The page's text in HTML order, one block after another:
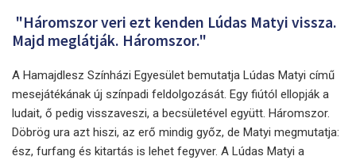
"Háromszor veri ezt kenden Lúdas Matyi vissza.
Majd meglátják. Háromszor."
A Hamajdlesz Színházi Egyesület bemutatja Lúdas Matyi című
mesejátékának új színpadi feldolgozását. Egy fiútól ellopják a
ludait, ő pedig visszaveszi, a becsületével együtt. Háromszor.
Döbrög ura azt hiszi, az erő mindig győz, de Matyi megmutatja:
ész, furfang és kitartás is lehet fegyver. A Lúdas Matyi a